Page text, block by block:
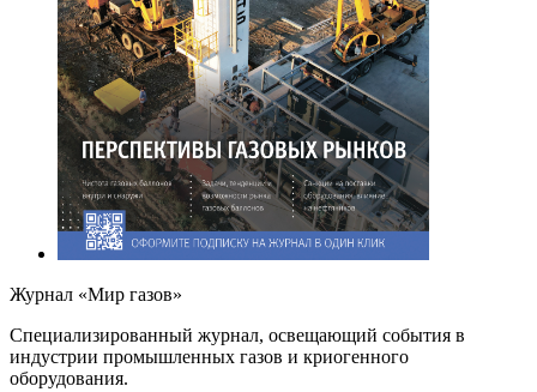
Журнал «Мир газов»
Cпециализированный журнал, освещающий события в
индустрии промышленных газов и криогенного
оборудования.